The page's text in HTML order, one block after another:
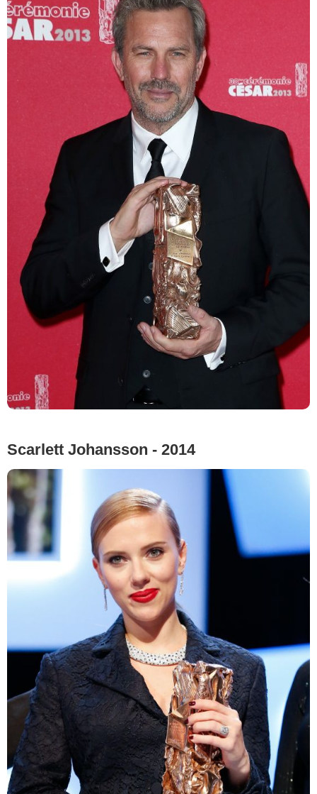
Scarlett Johansson - 2014